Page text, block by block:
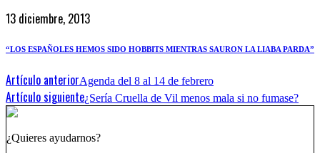
13 diciembre, 2013
“LOS ESPAÑOLES HEMOS SIDO HOBBITS MIENTRAS SAURON LA LIABA PARDA”
Artículo anteriorAgenda del 8 al 14 de febrero
Artículo siguiente¿Sería Cruella de Vil menos mala si no fumase?
¿Quieres ayudarnos?